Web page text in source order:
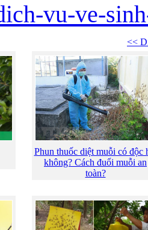
vu-ve-
<<
Phun thuốc diệt muỗi có độc
không? Cách đuổi muỗi an
toàn?